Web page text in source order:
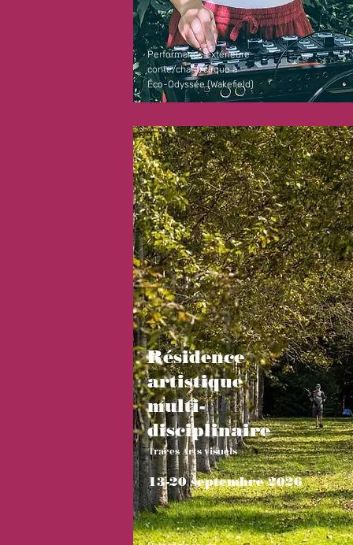
Performance extérieure
conte/chant/cirque à
Éco-Odyssée (Wakefield)
Résidence
artistique
multi-
disciplinaire
Traces Arts visuels +
13-20 septembre 2026